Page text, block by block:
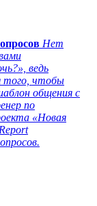
Нет
ведь
того, чтобы
общения с
по
«Новая